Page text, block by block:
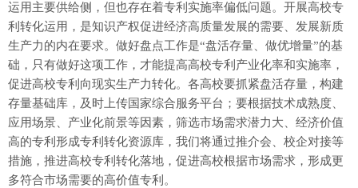
运用主要供给侧，但也存在着专利实施率偏低问题。开展高校专
利转化运用，是知识产权促进经济高质量发展的需要、发展新质
生产力的内在要求。做好盘点工作是“盘活存量、做优增量”的基
础，只有做好这项工作，才能提高高校专利产业化率和实施率，
促进高校专利向现实生产力转化。各高校要抓紧盘活存量，构建
存量基础库，及时上传国家综合服务平台；要根据技术成熟度、
应用场景、产业化前景等因素，筛选市场需求潜力大、经济价值
高的专利形成专利转化资源库，我们将通过推介会、校企对接等
措施，推进高校专利转化落地，促进高校根据市场需求，形成更
多符合市场需要的高价值专利。